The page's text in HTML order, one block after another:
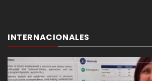
INTERNACIONALES